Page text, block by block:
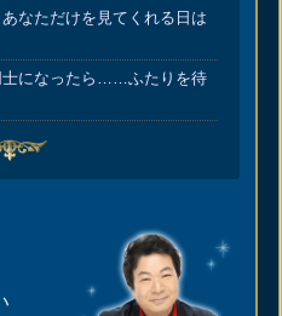
なただけを見てくれる日は
士になったら……ふたりを待